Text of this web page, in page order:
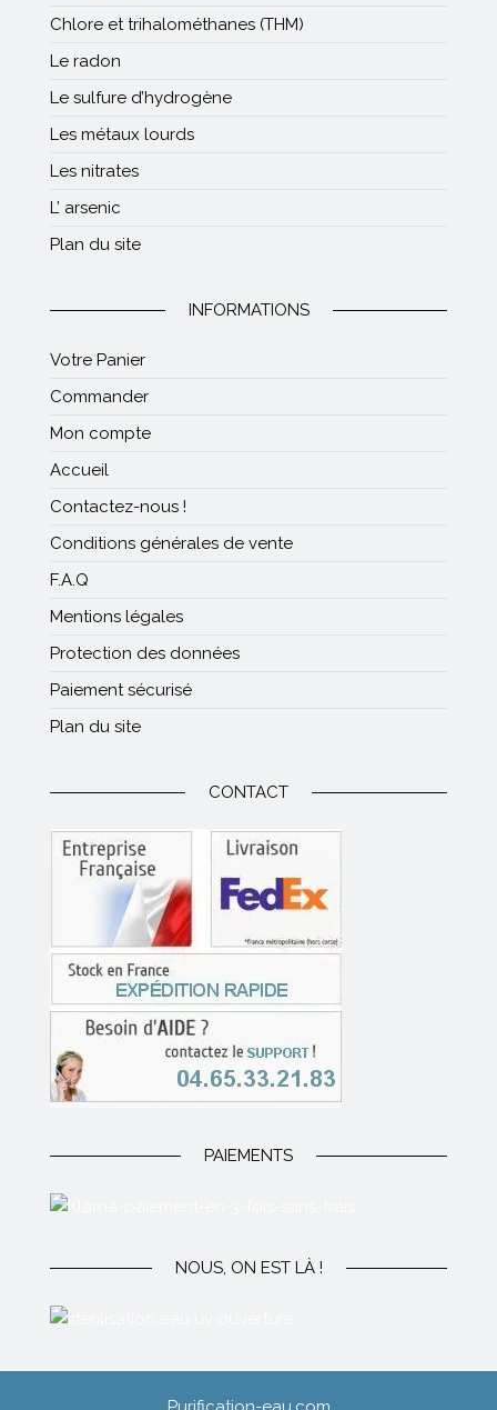
Chlore et trihalométhanes (THM)
Le radon
Le sulfure d’hydrogène
Les métaux lourds
Les nitrates
L’ arsenic
Plan du site
INFORMATIONS
Votre Panier
Commander
Mon compte
Accueil
Contactez-nous !
Conditions générales de vente
F.A.Q
Mentions légales
Protection des données
Paiement sécurisé
Plan du site
CONTACT
PAIEMENTS
NOUS, ON EST LÀ !